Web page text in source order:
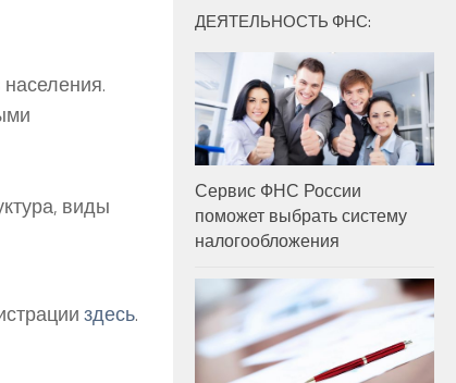
виды
здесь.
ДЕЯТЕЛЬНОСТЬ ФНС:
Сервис ФНС России
поможет выбрать систему
налогообложения